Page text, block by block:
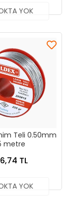
YOK
Teli 0.50mm
metre
TL
YOK